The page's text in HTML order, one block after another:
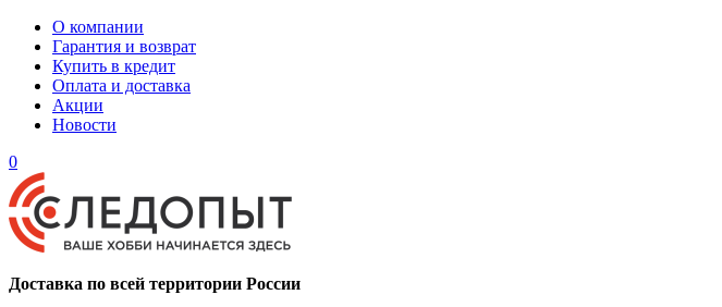
О компании
Гарантия и возврат
Купить в кредит
Оплата и доставка
Акции
Новости
0
Доставка по всей территории России